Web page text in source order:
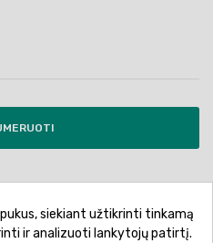
Privatumo politika
siekiant užtikrinti tinkamą
ir analizuoti lankytojų patirtį.